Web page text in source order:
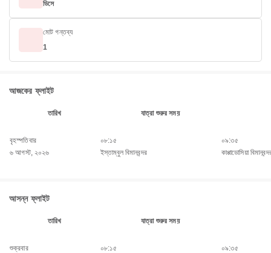
ডিসে
মোট গন্তব্য
1
আজকের ফ্লাইট
তারিখ যাত্রা শুরুর সময়
বৃহস্পতিবার
৬ আগস্ট, ২০২৬
০৮:১৫
ইস্তাম্বুল বিমানবন্দর
০৯:৩৫
কাপ্পাডোসিয়া
আসন্ন ফ্লাইট
তারিখ যাত্রা শুরুর সময়
শুক্রবার
০৮:১৫
০৯:৩৫